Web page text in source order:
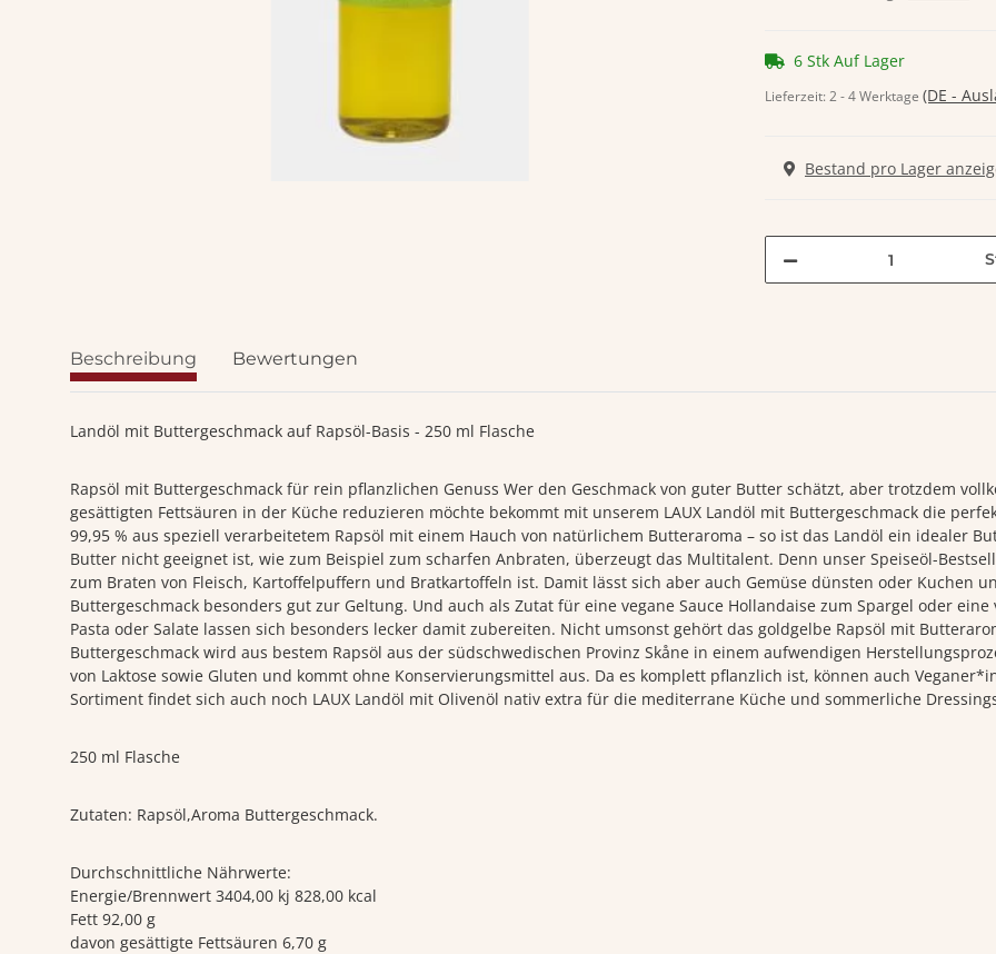
6 Stk Auf Lager
Lieferzeit: 2 - 4 Werktage (DE -
Bestand pro Lager
Beschreibung Bewertungen
Landöl mit Buttergeschmack auf Rapsöl-Basis - 250 ml Flasche
Rapsöl mit Buttergeschmack für rein pflanzlichen Genuss Wer den Geschmack von guter Butter schätzt, aber trotzdem
gesättigten Fettsäuren in der Küche reduzieren möchte bekommt mit unserem LAUX Landöl mit Buttergeschmack die
99,95 % aus speziell verarbeitetem Rapsöl mit einem Hauch von natürlichem Butteraroma – so ist das Landöl ein idealer
Butter nicht geeignet ist, wie zum Beispiel zum scharfen Anbraten, überzeugt das Multitalent. Denn unser Speiseöl-
zum Braten von Fleisch, Kartoffelpuffern und Bratkartoffeln ist. Damit lässt sich aber auch Gemüse dünsten oder Kuchen
Buttergeschmack besonders gut zur Geltung. Und auch als Zutat für eine vegane Sauce Hollandaise zum Spargel oder
Pasta oder Salate lassen sich besonders lecker damit zubereiten. Nicht umsonst gehört das goldgelbe Rapsöl mit
Buttergeschmack wird aus bestem Rapsöl aus der südschwedischen Provinz Skåne in einem aufwendigen
von Laktose sowie Gluten und kommt ohne Konservierungsmittel aus. Da es komplett pflanzlich ist, können auch
Sortiment findet sich auch noch LAUX Landöl mit Olivenöl nativ extra für die mediterrane Küche und sommerliche
250 ml Flasche
Zutaten: Rapsöl,Aroma Buttergeschmack.
Durchschnittliche Nährwerte:
Energie/Brennwert 3404,00 kj 828,00 kcal
Fett 92,00 g
davon gesättigte Fettsäuren 6,70 g